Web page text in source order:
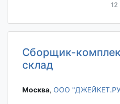
12
Сборщик-
склад
Москва‎, ООО